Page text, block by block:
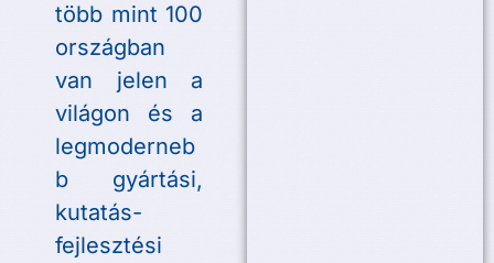
több mint 100
országban
van jelen a
világon és a
legmoderneb
b gyártási,
kutatás-
fejlesztési